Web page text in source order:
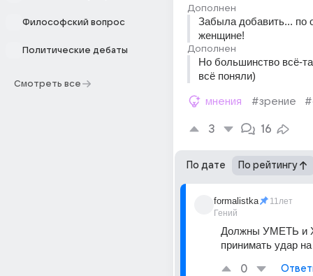
Философский вопрос
Политические дебаты
Смотреть все
Дополнен
Забыла добавить... по
женщине!
Дополнен
Но большинство всё-
всё поняли)
мнения #зрение
3 16
По дате По рейтингу
formalistka
Гений
11лет
Должны УМЕТЬ и
принимать удар
0